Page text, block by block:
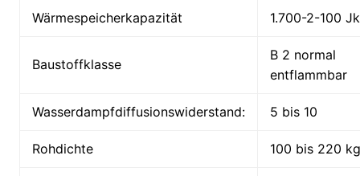
Wärmespeicherkapazität 1.700-2-100
Baustoffklasse
B 2 normal
entflammbar
Wasserdampfdiffusionswiderstand: 5 bis 10
Rohdichte 100 bis 220